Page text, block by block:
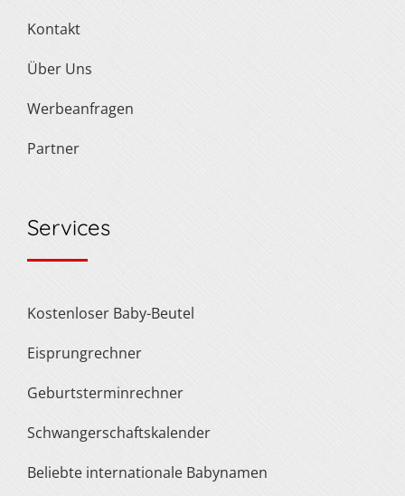
Kontakt
Über Uns
Werbeanfragen
Partner
Services
Kostenloser Baby-Beutel
Eisprungrechner
Geburtsterminrechner
Schwangerschaftskalender
Beliebte internationale Babynamen